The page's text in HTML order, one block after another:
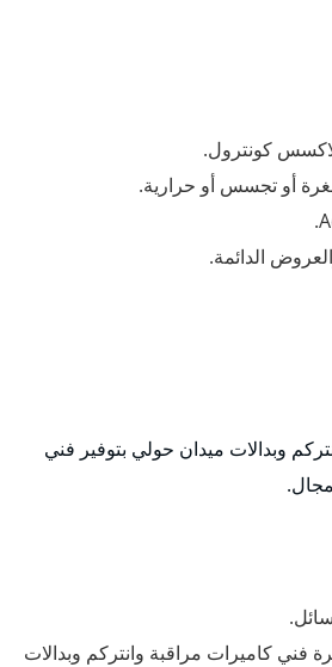
كونترول.
أو تجسس أو حرارية.
الدائمة.
وبدالات ميدان حولي بتوفير فني
فني كاميرات مراقبة وانتركم وبدالات